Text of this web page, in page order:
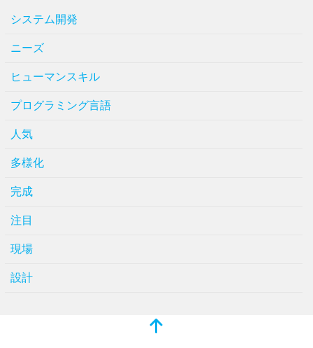
システム開発
ニーズ
ヒューマンスキル
プログラミング言語
人気
多様化
完成
注目
現場
設計